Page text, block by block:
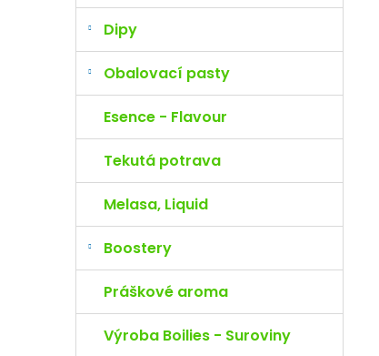
Dipy
Obalovací pasty
Esence - Flavour
Tekutá potrava
Melasa, Liquid
Boostery
Práškové aroma
Výroba Boilies - Suroviny